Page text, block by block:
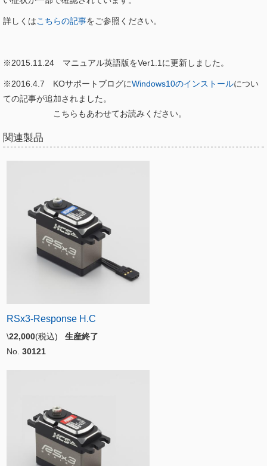
詳しくはこちらの記事をご参照ください。
※2015.11.24 マニュアル英語版をVer1.1に更新しました。
※2016.4.7 KOサポートブログにWindows10のインストールについ
ての記事が追加されました。
こちらもあわせてお読みください。
関連製品
RSx3-Response H.C
\22,000(税込) 生産終了
No. 30121